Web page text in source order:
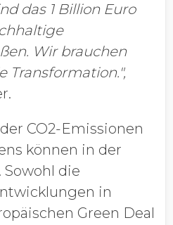
das 1 Billion Euro
Wir brauchen
Transformation.",
CO2-Emissionen
können in der
die
in
Green Deal